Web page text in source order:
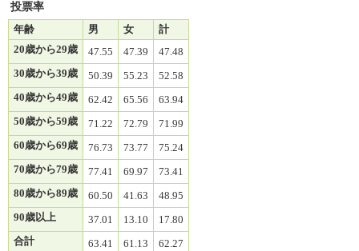
投票率
年齢
男 女
計
20歳から29歳
47.55 47.39
47.48
30歳から39歳
50.39 55.23
52.58
40歳から49歳
62.42 65.56
63.94
50歳から59歳
71.22 72.79
71.99
60歳から69歳
76.73 73.77
75.24
70歳から79歳
77.41 69.97
73.41
80歳から89歳
60.50 41.63
48.95
90歳以上
37.01 13.10
17.80
合計
63.41 61.13 62.27